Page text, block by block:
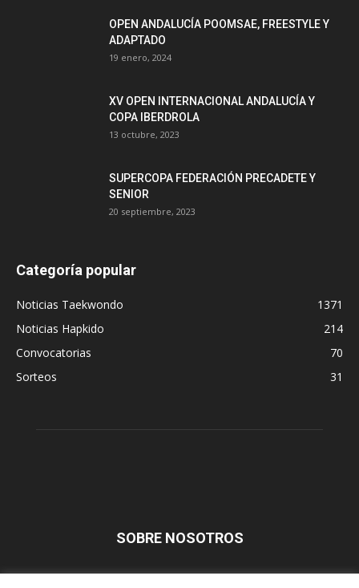
OPEN ANDALUCÍA POOMSAE, FREESTYLE Y
ADAPTADO
19 enero, 2024
XV OPEN INTERNACIONAL ANDALUCÍA Y
COPA IBERDROLA
13 octubre, 2023
SUPERCOPA FEDERACIÓN PRECADETE Y
SENIOR
20 septiembre, 2023
Categoría popular
Noticias Taekwondo
1371
Noticias Hapkido
214
Convocatorias
70
Sorteos
31
SOBRE NOSOTROS